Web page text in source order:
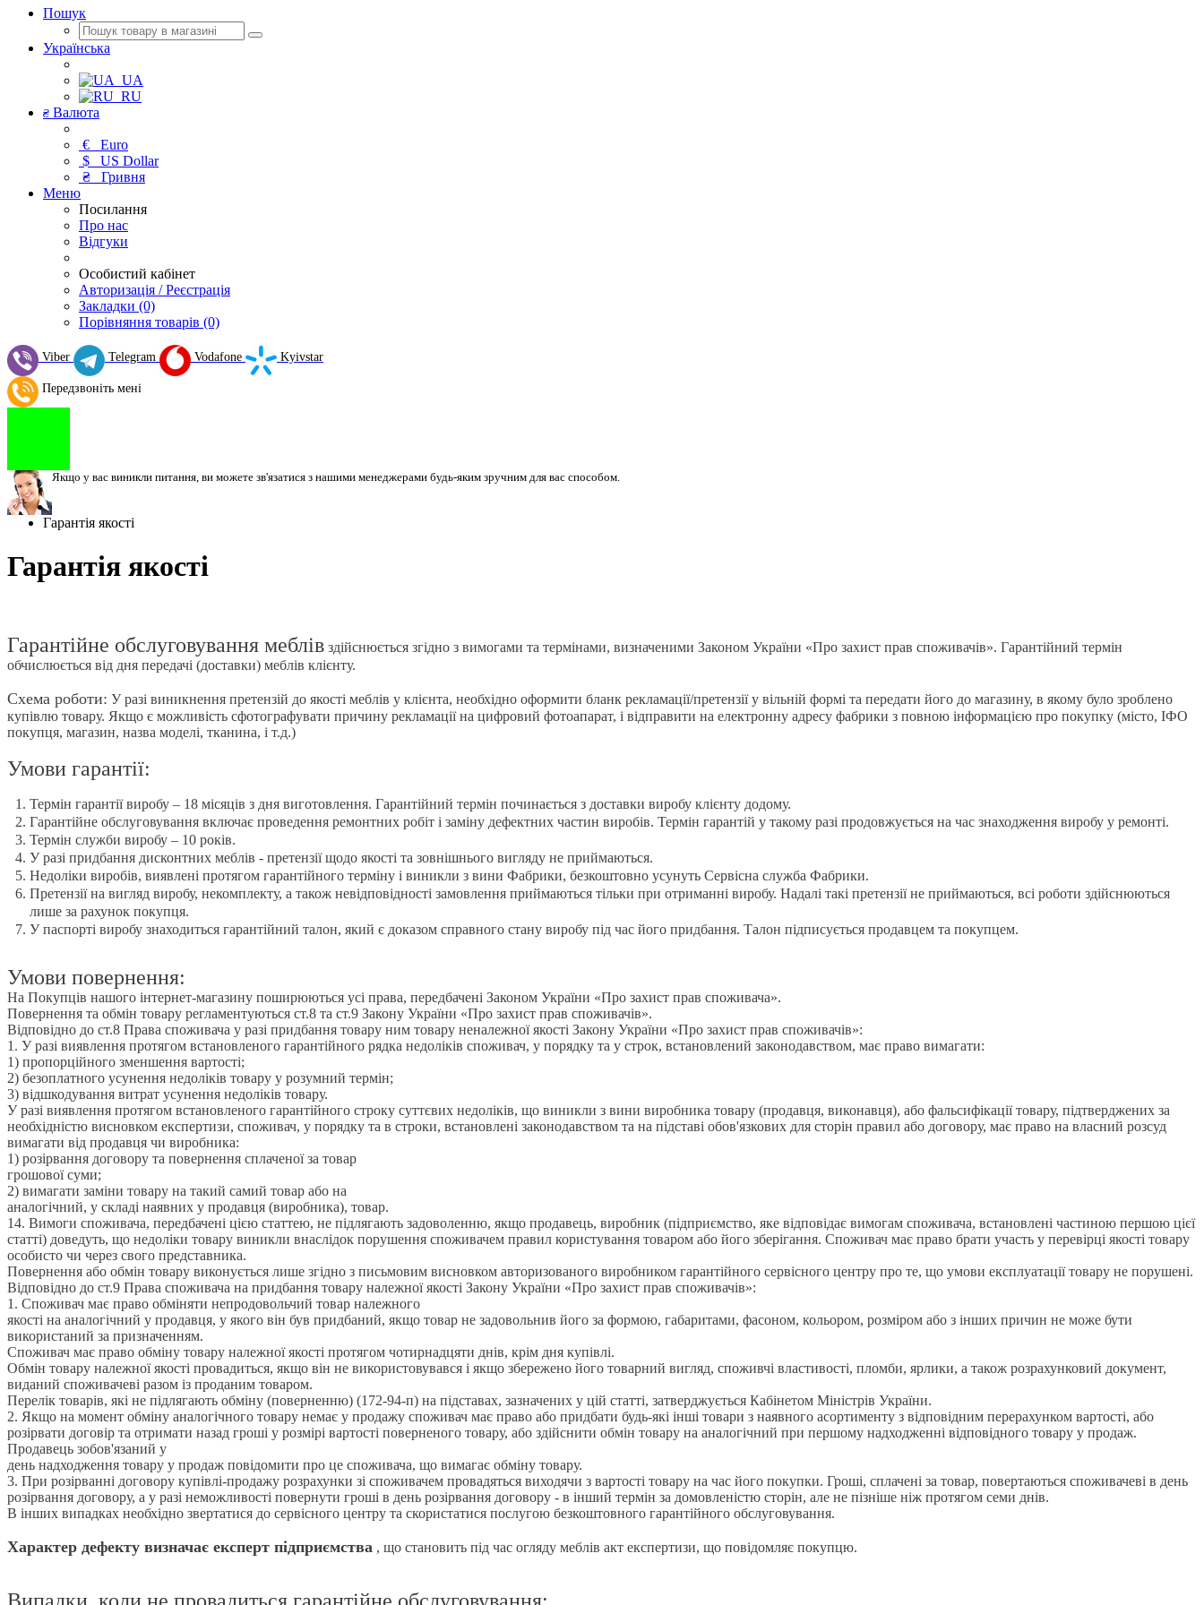
Пошук
Українська
UA
RU
₴ Валюта
€ Euro
$ US Dollar
₴ Гривня
Меню
Посилання
Про нас
Відгуки
Особистий кабінет
Авторизація / Реєстрація
Закладки (0)
Порівняння товарів (0)
Viber Telegram Vodafone Kyivstar
Передзвоніть мені
Якщо у вас виникли питання, ви можете зв'язатися з нашими менеджерами будь-яким зручним для вас способом.
Гарантія якості
Гарантія якості
Гарантійне обслуговування меблів здійснюється згідно з вимогами та термінами, визначеними Законом України «Про захист прав споживачів». Гарантійний термін
обчислюється від дня передачі (доставки) меблів клієнту.
Схема роботи: У разі виникнення претензій до якості меблів у клієнта, необхідно оформити бланк рекламації/претензії у вільній формі та передати його до магазину, в якому було зроблено
купівлю товару. Якщо є можливість сфотографувати причину рекламації на цифровий фотоапарат, і відправити на електронну адресу фабрики з повною інформацією про покупку (місто, ІФО
покупця, магазин, назва моделі, тканина, і т.д.)
Умови гарантії:
Термін гарантії виробу – 18 місяців з дня виготовлення. Гарантійний термін починається з доставки виробу клієнту додому.
Гарантійне обслуговування включає проведення ремонтних робіт і заміну дефектних частин виробів. Термін гарантій у такому разі продовжується на час знаходження виробу у ремонті.
Термін служби виробу – 10 років.
У разі придбання дисконтних меблів - претензії щодо якості та зовнішнього вигляду не приймаються.
Недоліки виробів, виявлені протягом гарантійного терміну і виникли з вини Фабрики, безкоштовно усунуть Сервісна служба Фабрики.
Претензії на вигляд виробу, некомплекту, а також невідповідності замовлення приймаються тільки при отриманні виробу. Надалі такі претензії не приймаються, всі роботи здійснюються
лише за рахунок покупця.
У паспорті виробу знаходиться гарантійний талон, який є доказом справного стану виробу під час його придбання. Талон підписується продавцем та покупцем.
Умови повернення:
На Покупців нашого інтернет-магазину поширюються усі права, передбачені Законом України «Про захист прав споживача».
Повернення та обмін товару регламентуються ст.8 та ст.9 Закону України «Про захист прав споживачів».
Відповідно до ст.8 Права споживача у разі придбання товару ним товару неналежної якості Закону України «Про захист прав споживачів»:
1. У разі виявлення протягом встановленого гарантійного рядка недоліків споживач, у порядку та у строк, встановлений законодавством, має право вимагати:
1) пропорційного зменшення вартості;
2) безоплатного усунення недоліків товару у розумний термін;
3) відшкодування витрат усунення недоліків товару.
У разі виявлення протягом встановленого гарантійного строку суттєвих недоліків, що виникли з вини виробника товару (продавця, виконавця), або фальсифікації товару, підтверджених за
необхідністю висновком експертизи, споживач, у порядку та в строки, встановлені законодавством та на підставі обов'язкових для сторін правил або договору, має право на власний розсуд
вимагати від продавця чи виробника:
1) розірвання договору та повернення сплаченої за товар
грошової суми;
2) вимагати заміни товару на такий самий товар або на
аналогічний, у складі наявних у продавця (виробника), товар.
14. Вимоги споживача, передбачені цією статтею, не підлягають задоволенню, якщо продавець, виробник (підприємство, яке відповідає вимогам споживача, встановлені частиною першою цієї
статті) доведуть, що недоліки товару виникли внаслідок порушення споживачем правил користування товаром або його зберігання. Споживач має право брати участь у перевірці якості товару
особисто чи через свого представника.
Повернення або обмін товару виконується лише згідно з письмовим висновком авторизованого виробником гарантійного сервісного центру про те, що умови експлуатації товару не порушені.
Відповідно до ст.9 Права споживача на придбання товару належної якості Закону України «Про захист прав споживачів»:
1. Споживач має право обміняти непродовольчий товар належного
якості на аналогічний у продавця, у якого він був придбаний, якщо товар не задовольнив його за формою, габаритами, фасоном, кольором, розміром або з інших причин не може бути
використаний за призначенням.
Споживач має право обміну товару належної якості протягом чотирнадцяти днів, крім дня купівлі.
Обмін товару належної якості провадиться, якщо він не використовувався і якщо збережено його товарний вигляд, споживчі властивості, пломби, ярлики, а також розрахунковий документ,
виданий споживачеві разом із проданим товаром.
Перелік товарів, які не підлягають обміну (поверненню) (172-94-п) на підставах, зазначених у цій статті, затверджується Кабінетом Міністрів України.
2. Якщо на момент обміну аналогічного товару немає у продажу споживач має право або придбати будь-які інші товари з наявного асортименту з відповідним перерахунком вартості, або
розірвати договір та отримати назад гроші у розмірі вартості поверненого товару, або здійснити обмін товару на аналогічний при першому надходженні відповідного товару у продаж.
Продавець зобов'язаний у
день надходження товару у продаж повідомити про це споживача, що вимагає обміну товару.
3. При розірванні договору купівлі-продажу розрахунки зі споживачем провадяться виходячи з вартості товару на час його покупки. Гроші, сплачені за товар, повертаються споживачеві в день
розірвання договору, а у разі неможливості повернути гроші в день розірвання договору - в інший термін за домовленістю сторін, але не пізніше ніж протягом семи днів.
В інших випадках необхідно звертатися до сервісного центру та скористатися послугою безкоштовного гарантійного обслуговування.
Характер дефекту визначає експерт підприємства , що становить під час огляду меблів акт експертизи, що повідомляє покупцю.